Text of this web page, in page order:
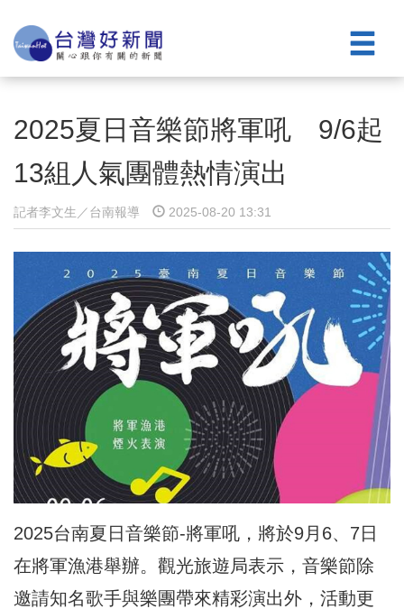
2025夏日音樂節將軍吼 9/6起
13組人氣團體熱情演出
記者李文生／台南報導 2025-08-20 13:31
2025台南夏日音樂節-將軍吼，將於9月6、7日
在將軍漁港舉辦。觀光旅遊局表示，音樂節除
邀請知名歌手與樂團帶來精彩演出外，活動更